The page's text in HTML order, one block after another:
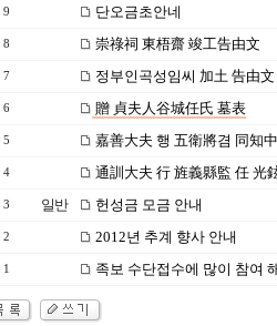
9 단오금초안네
8 崇祿祠 東梧齋 竣工告由文
7 정부인곡성임씨 加土 告由文
6 贈 貞夫人谷城任氏 墓表
5 嘉善大夫 행 五衛將겸 同知
4 通訓大夫 行 旌義縣監 任 光
3 일반 헌성금 모금 안내
2 2012년 추계 향사 안내
1 족보 수단접수에 많이 참여